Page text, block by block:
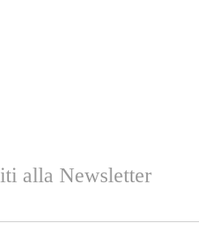
alla Newsletter